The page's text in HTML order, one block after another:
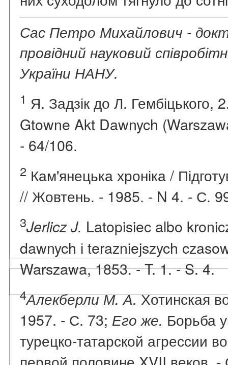
Сас Петро Михайлович -
провідний науковий
України НАНУ.
1 Я. Задзік до Л.
Gtowne Akt Dawnych
- 64/106.
2 Кам'янецька хроніка /
// Жовтень. - 1985. - N 4. - С.
3Jerlicz J. Latopisiec albo
dawnych і terazniejszych
Warszawa, 1853. - T. 1. - S. 4.
4Алекберли М. А.Хотинская
1957. - С. 73; Его же. Борьба
турецко-татарской агрессии